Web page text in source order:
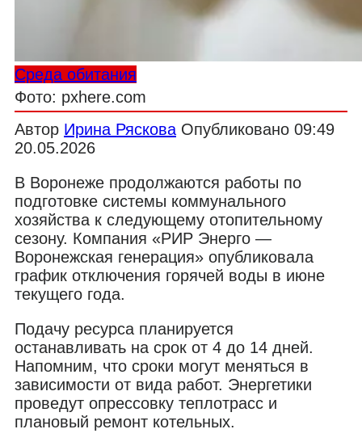
Среда обитания
Фото: pxhere.com
Автор Ирина Ряскова Опубликовано 09:49
20.05.2026
В Воронеже продолжаются работы по
подготовке системы коммунального
хозяйства к следующему отопительному
сезону. Компания «РИР Энерго —
Воронежская генерация» опубликовала
график отключения горячей воды в июне
текущего года.
Подачу ресурса планируется
останавливать на срок от 4 до 14 дней.
Напомним, что сроки могут меняться в
зависимости от вида работ. Энергетики
проведут опрессовку теплотрасс и
плановый ремонт котельных.